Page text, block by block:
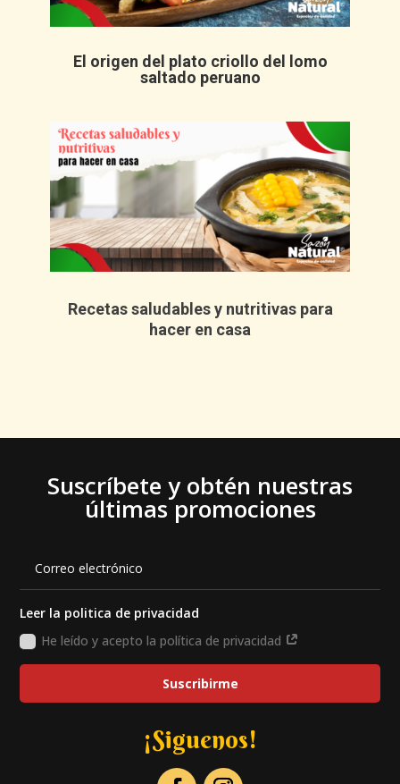
El origen del plato criollo del lomo
saltado peruano
Recetas saludables y nutritivas para
hacer en casa
Suscríbete y obtén nuestras
últimas promociones
Leer la politica de privacidad
He leído y acepto la política de privacidad
Suscribirme
¡Siguenos!